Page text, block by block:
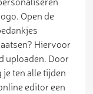
Open de
Hiervoor
uploaden. Door
ten alle tijden
editor een